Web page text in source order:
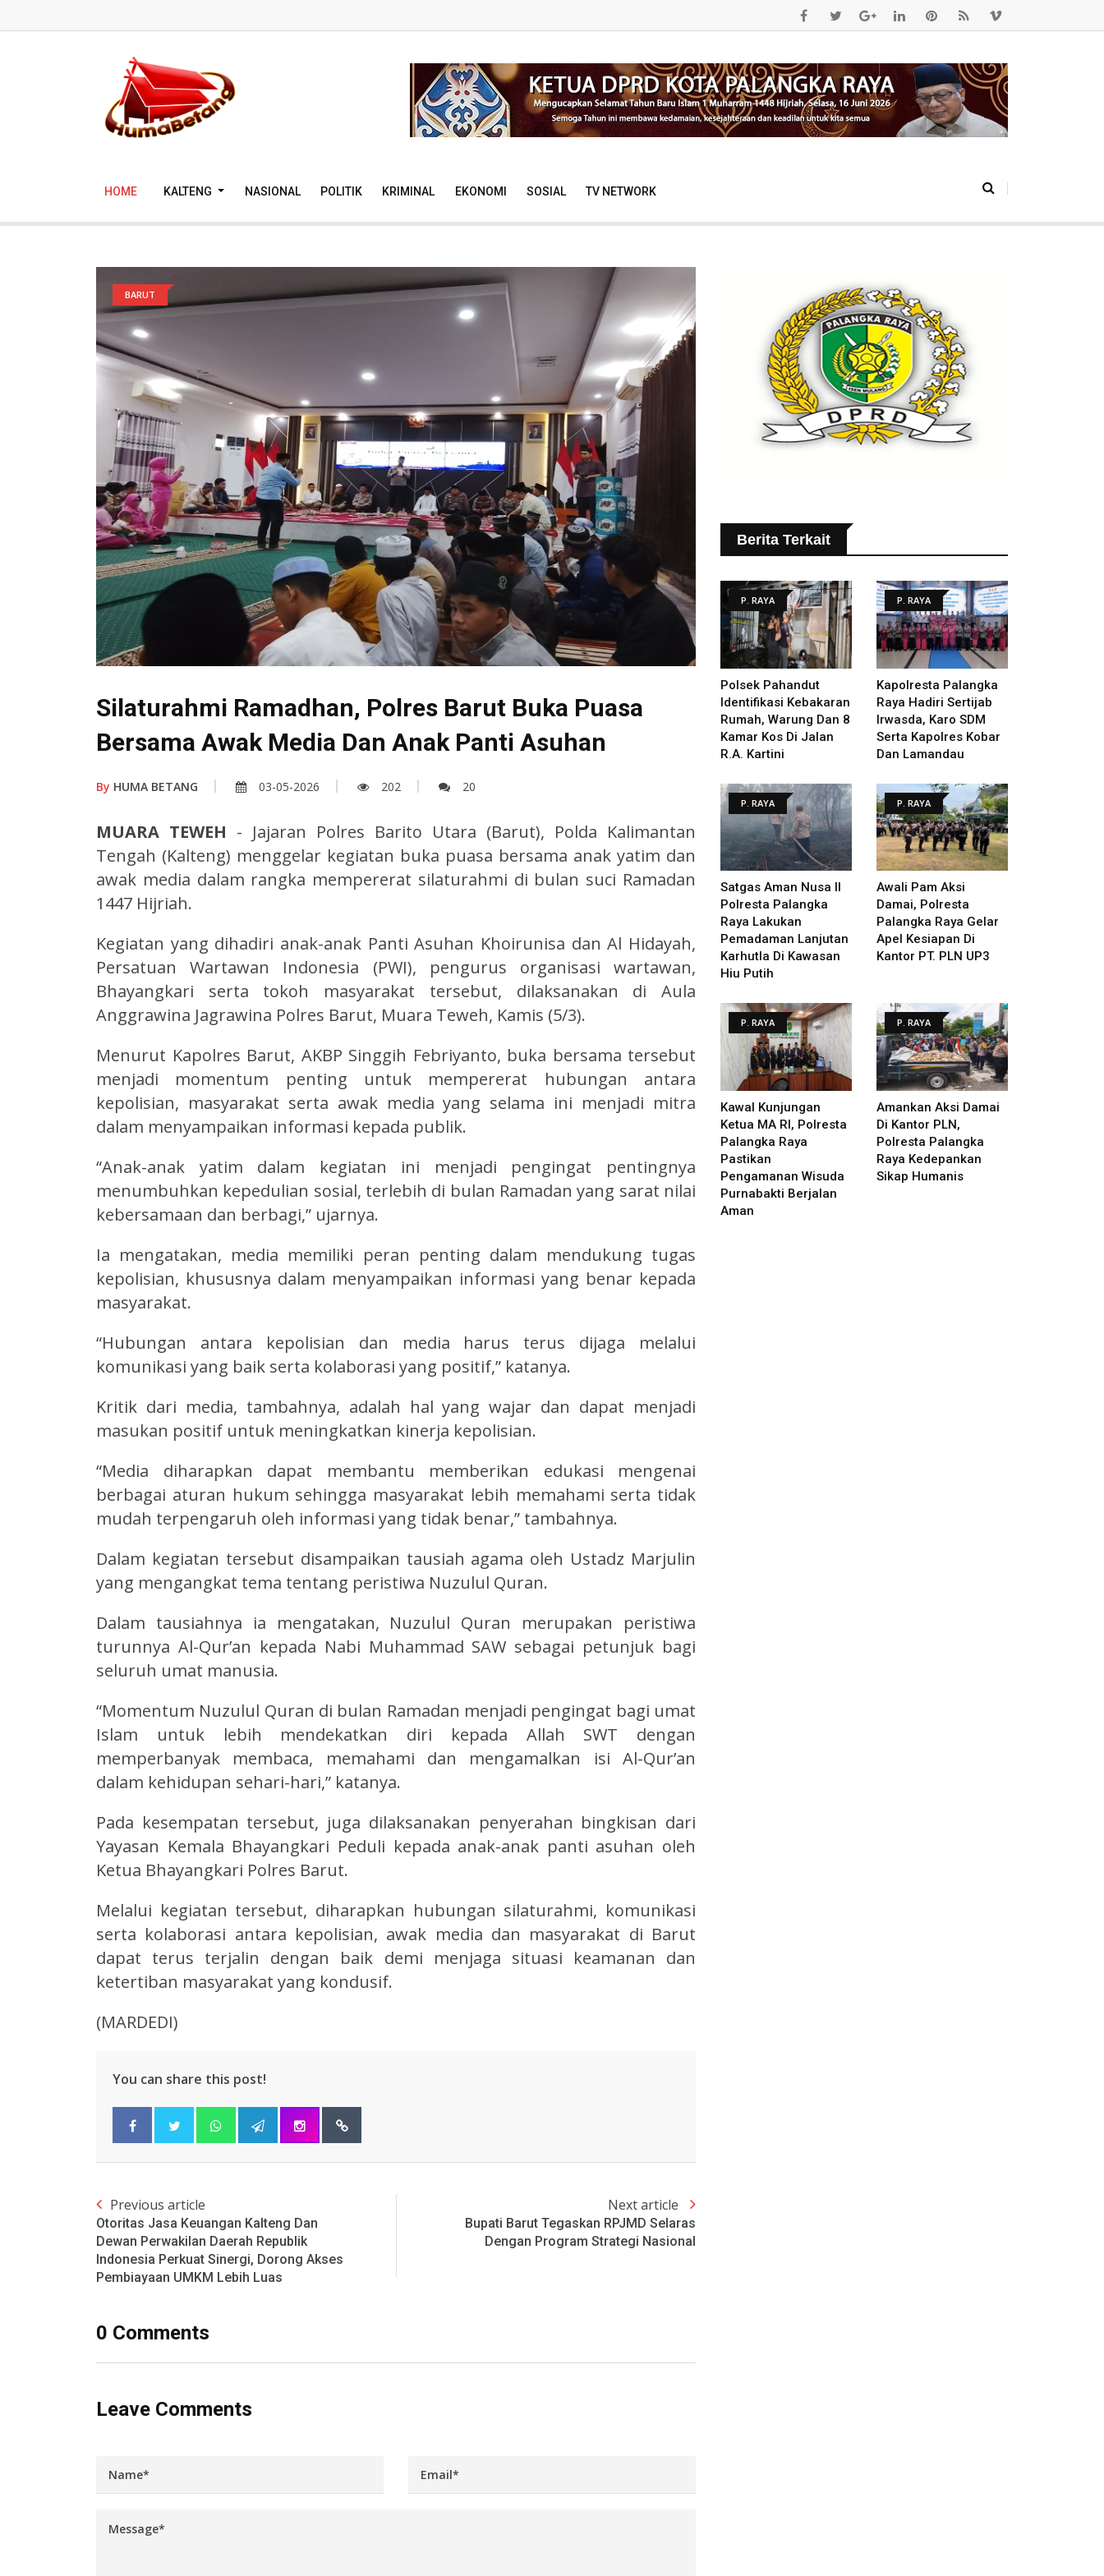
HOME KALTENG NASIONAL POLITIK KRIMINAL EKONOMI SOSIAL TV NETWORK
BARUT
Silaturahmi Ramadhan, Polres Barut Buka Puasa
Bersama Awak Media Dan Anak Panti Asuhan
By HUMA BETANG 03-05-2026 202 20
MUARA TEWEH - Jajaran Polres Barito Utara (Barut), Polda Kalimantan
Tengah (Kalteng) menggelar kegiatan buka puasa bersama anak yatim dan
awak media dalam rangka mempererat silaturahmi di bulan suci Ramadan
1447 Hijriah.
Kegiatan yang dihadiri anak-anak Panti Asuhan Khoirunisa dan Al Hidayah,
Persatuan Wartawan Indonesia (PWI), pengurus organisasi wartawan,
Bhayangkari serta tokoh masyarakat tersebut, dilaksanakan di Aula
Anggrawina Jagrawina Polres Barut, Muara Teweh, Kamis (5/3).
Menurut Kapolres Barut, AKBP Singgih Febriyanto, buka bersama tersebut
menjadi momentum penting untuk mempererat hubungan antara
kepolisian, masyarakat serta awak media yang selama ini menjadi mitra
dalam menyampaikan informasi kepada publik.
“Anak-anak yatim dalam kegiatan ini menjadi pengingat pentingnya
menumbuhkan kepedulian sosial, terlebih di bulan Ramadan yang sarat nilai
kebersamaan dan berbagi,” ujarnya.
Ia mengatakan, media memiliki peran penting dalam mendukung tugas
kepolisian, khususnya dalam menyampaikan informasi yang benar kepada
masyarakat.
“Hubungan antara kepolisian dan media harus terus dijaga melalui
komunikasi yang baik serta kolaborasi yang positif,” katanya.
Kritik dari media, tambahnya, adalah hal yang wajar dan dapat menjadi
masukan positif untuk meningkatkan kinerja kepolisian.
“Media diharapkan dapat membantu memberikan edukasi mengenai
berbagai aturan hukum sehingga masyarakat lebih memahami serta tidak
mudah terpengaruh oleh informasi yang tidak benar,” tambahnya.
Dalam kegiatan tersebut disampaikan tausiah agama oleh Ustadz Marjulin
yang mengangkat tema tentang peristiwa Nuzulul Quran.
Dalam tausiahnya ia mengatakan, Nuzulul Quran merupakan peristiwa
turunnya Al-Qur’an kepada Nabi Muhammad SAW sebagai petunjuk bagi
seluruh umat manusia.
“Momentum Nuzulul Quran di bulan Ramadan menjadi pengingat bagi umat
Islam untuk lebih mendekatkan diri kepada Allah SWT dengan
memperbanyak membaca, memahami dan mengamalkan isi Al-Qur’an
dalam kehidupan sehari-hari,” katanya.
Pada kesempatan tersebut, juga dilaksanakan penyerahan bingkisan dari
Yayasan Kemala Bhayangkari Peduli kepada anak-anak panti asuhan oleh
Ketua Bhayangkari Polres Barut.
Melalui kegiatan tersebut, diharapkan hubungan silaturahmi, komunikasi
serta kolaborasi antara kepolisian, awak media dan masyarakat di Barut
dapat terus terjalin dengan baik demi menjaga situasi keamanan dan
ketertiban masyarakat yang kondusif.
(MARDEDI)
You can share this post!
Previous article
Otoritas Jasa Keuangan Kalteng Dan
Dewan Perwakilan Daerah Republik
Indonesia Perkuat Sinergi, Dorong Akses
Pembiayaan UMKM Lebih Luas
Next article
Bupati Barut Tegaskan RPJMD Selaras
Dengan Program Strategi Nasional
0 Comments
Leave Comments
Berita Terkait
P. RAYA
Polsek Pahandut
Identifikasi Kebakaran
Rumah, Warung Dan 8
Kamar Kos Di Jalan
R.A. Kartini
P. RAYA
Kapolresta Palangka
Raya Hadiri Sertijab
Irwasda, Karo SDM
Serta Kapolres Kobar
Dan Lamandau
P. RAYA
Satgas Aman Nusa II
Polresta Palangka
Raya Lakukan
Pemadaman Lanjutan
Karhutla Di Kawasan
Hiu Putih
P. RAYA
Awali Pam Aksi
Damai, Polresta
Palangka Raya Gelar
Apel Kesiapan Di
Kantor PT. PLN UP3
P. RAYA
Kawal Kunjungan
Ketua MA RI, Polresta
Palangka Raya
Pastikan
Pengamanan Wisuda
Purnabakti Berjalan
Aman
P. RAYA
Amankan Aksi Damai
Di Kantor PLN,
Polresta Palangka
Raya Kedepankan
Sikap Humanis